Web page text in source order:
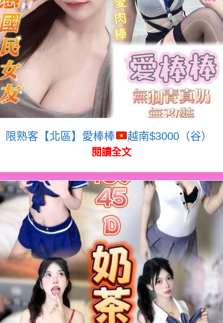
限熟客【北區】愛棒棒 越南$3000（谷）
閱讀全文